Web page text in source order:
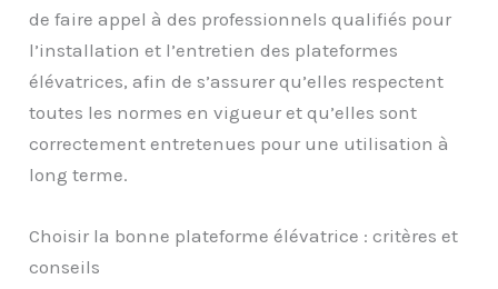
de faire appel à des professionnels qualifiés pour
l’installation et l’entretien des plateformes
élévatrices, afin de s’assurer qu’elles respectent
toutes les normes en vigueur et qu’elles sont
correctement entretenues pour une utilisation à
long terme.
Choisir la bonne plateforme élévatrice : critères et
conseils